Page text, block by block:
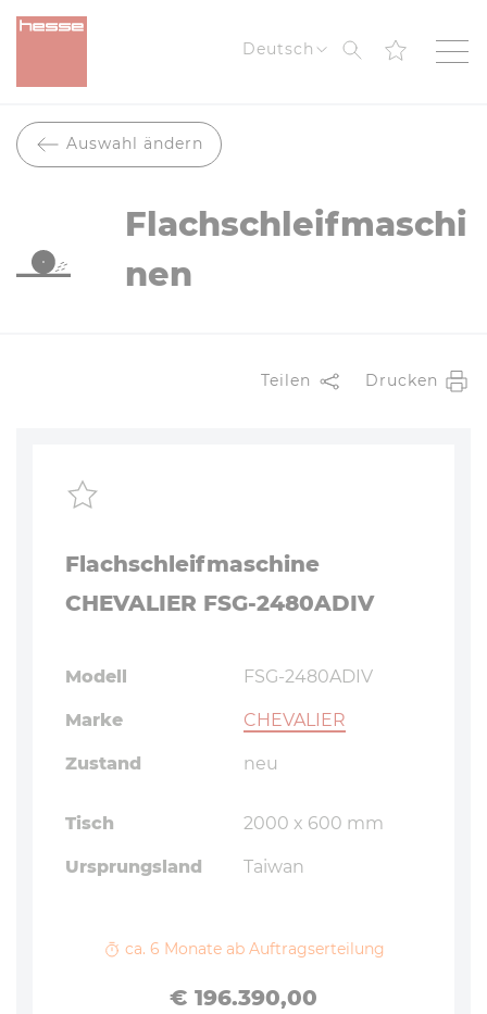
Deutsch Suche
Auswahl ändern
Flachschleifmaschi
nen
Teilen Drucken
Flachschleifmaschine
CHEVALIER FSG-2480ADIV
Modell FSG-2480ADIV
Marke CHEVALIER
Zustand neu
Tisch 2000 x 600 mm
Ursprungsland Taiwan
ca. 6 Monate ab Auftragserteilung
Preis
€ 196.390,00